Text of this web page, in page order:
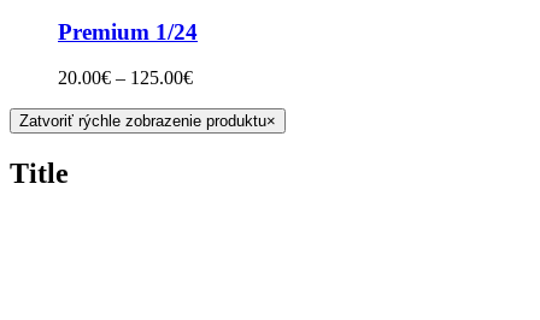
Premium 1/24
20.00€ – 125.00€
Zatvoriť rýchle zobrazenie produktu×
Title